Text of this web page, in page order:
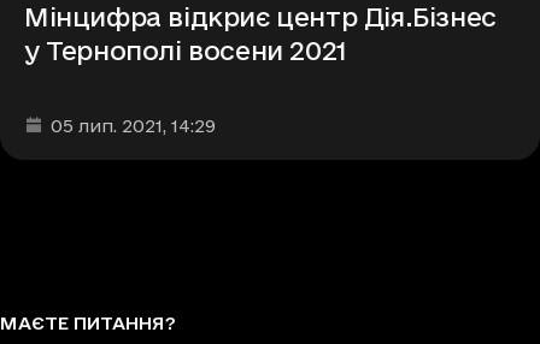
Мінцифра відкриє центр Дія.Бізнес
у Тернополі восени 2021
Дата та час публікації
05 лип. 2021, 14:29
МАЄТЕ ПИТАННЯ?